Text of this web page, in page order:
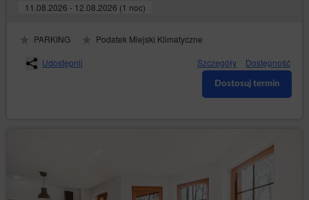
11.08.2026 - 12.08.2026 (1 noc)
PARKING
Podatek Miejski Klimatyczne
Udostępnij
Szczegóły Dostępność
Dostosuj termin